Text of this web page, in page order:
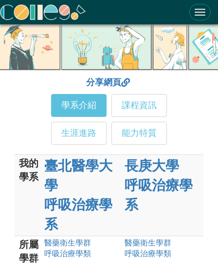
ColleGo! 大學選才與高中育才輔助系統
分享網頁
學系介紹 課程資訊
生涯進路 能力特質
我的
學系
臺北醫學大
學
呼吸治療學
系
長庚大學
呼吸治療學
系
所屬
學群
醫藥衛生學群
呼吸治療學類
醫藥衛生學群
呼吸治療學類